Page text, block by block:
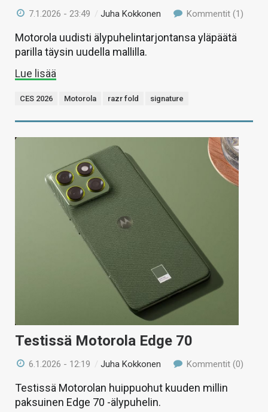
7.1.2026 - 23:49 /Juha Kokkonen Kommentit (1)
Motorola uudisti älypuhelintarjontansa yläpäätä
parilla täysin uudella mallilla.
Lue lisää
CES 2026 Motorola razr fold signature
Testissä Motorola Edge 70
6.1.2026 - 12:19 /Juha Kokkonen Kommentit (0)
Testissä Motorolan huippuohut kuuden millin
paksuinen Edge 70 -älypuhelin.